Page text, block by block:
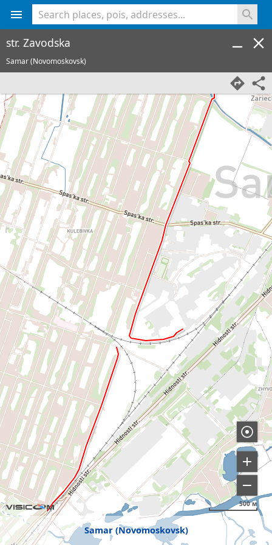
Samar (Novomoskovsk)
500 м
str. Zavodska
Samar (Novomoskovsk)
<% console.log(hcard) %>